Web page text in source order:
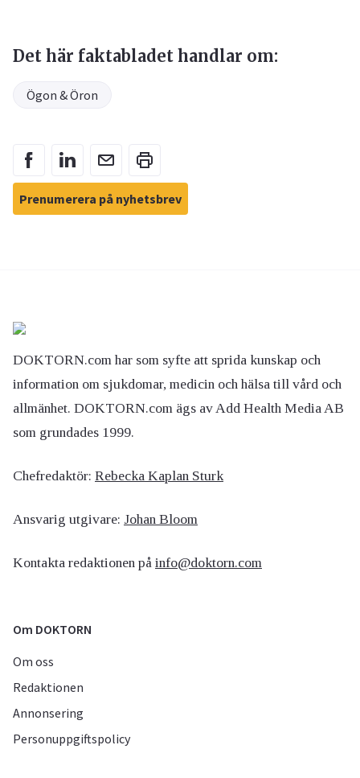
Det här faktabladet handlar om:
Ögon & Öron
Prenumerera på nyhetsbrev
DOKTORN.com har som syfte att sprida kunskap och
information om sjukdomar, medicin och hälsa till vård och
allmänhet. DOKTORN.com ägs av Add Health Media AB
som grundades 1999.
Chefredaktör: Rebecka Kaplan Sturk
Ansvarig utgivare: Johan Bloom
Kontakta redaktionen på info@doktorn.com
Om DOKTORN
Om oss
Redaktionen
Annonsering
Personuppgiftspolicy